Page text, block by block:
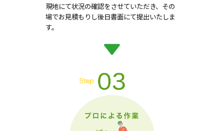
現地にて状況の確認をさせていただき、その
場でお見積もりし後日書面にて提出いたしま
す。